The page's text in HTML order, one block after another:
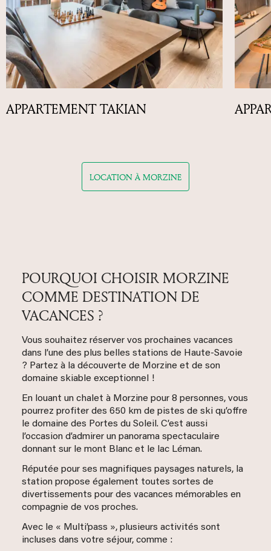
APPARTEMENT TAKIAN
LOCATION À MORZINE
POURQUOI CHOISIR MORZINE
COMME DESTINATION DE
VACANCES ?
Vous souhaitez réserver vos prochaines vacances
dans l’une des plus belles stations de Haute-Savoie
? Partez à la découverte de Morzine et de son
domaine skiable exceptionnel !
En louant un chalet à Morzine pour 8 personnes, vous
pourrez profiter des 650 km de pistes de ski qu’offre
le domaine des Portes du Soleil. C’est aussi
l’occasion d’admirer un panorama spectaculaire
donnant sur le mont Blanc et le lac Léman.
Réputée pour ses magnifiques paysages naturels, la
station propose également toutes sortes de
divertissements pour des vacances mémorables en
compagnie de vos proches.
Avec le « Multi’pass », plusieurs activités sont
incluses dans votre séjour, comme :